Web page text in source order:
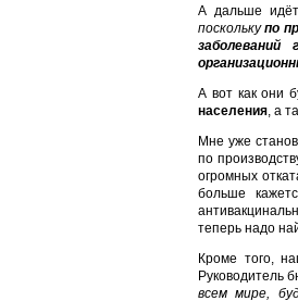
А дальше
посколькупо
А вот как они
населения, а
Мне уже
по
огромных
больше
теперь надо
Кроме того,
Руководитель
всем мире,